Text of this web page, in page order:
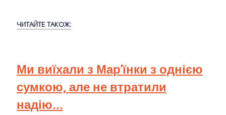
ЧИТАЙТЕ ТАКОЖ:
Ми виїхали з Мар'їнки з однією
сумкою, але не втратили
надію...